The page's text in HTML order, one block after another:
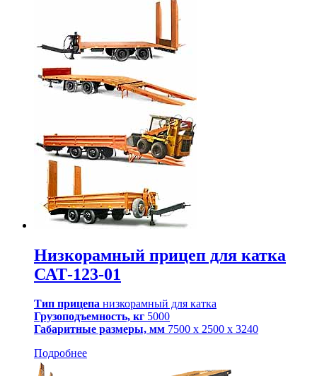
Низкорамный прицеп для катка
САТ-123-01
Тип прицепа низкорамный для катка
Грузоподъемность, кг 5000
Габаритные размеры, мм 7500 х 2500 х 3240
Подробнее